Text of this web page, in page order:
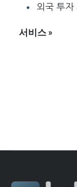
외국 투자
서비스 »